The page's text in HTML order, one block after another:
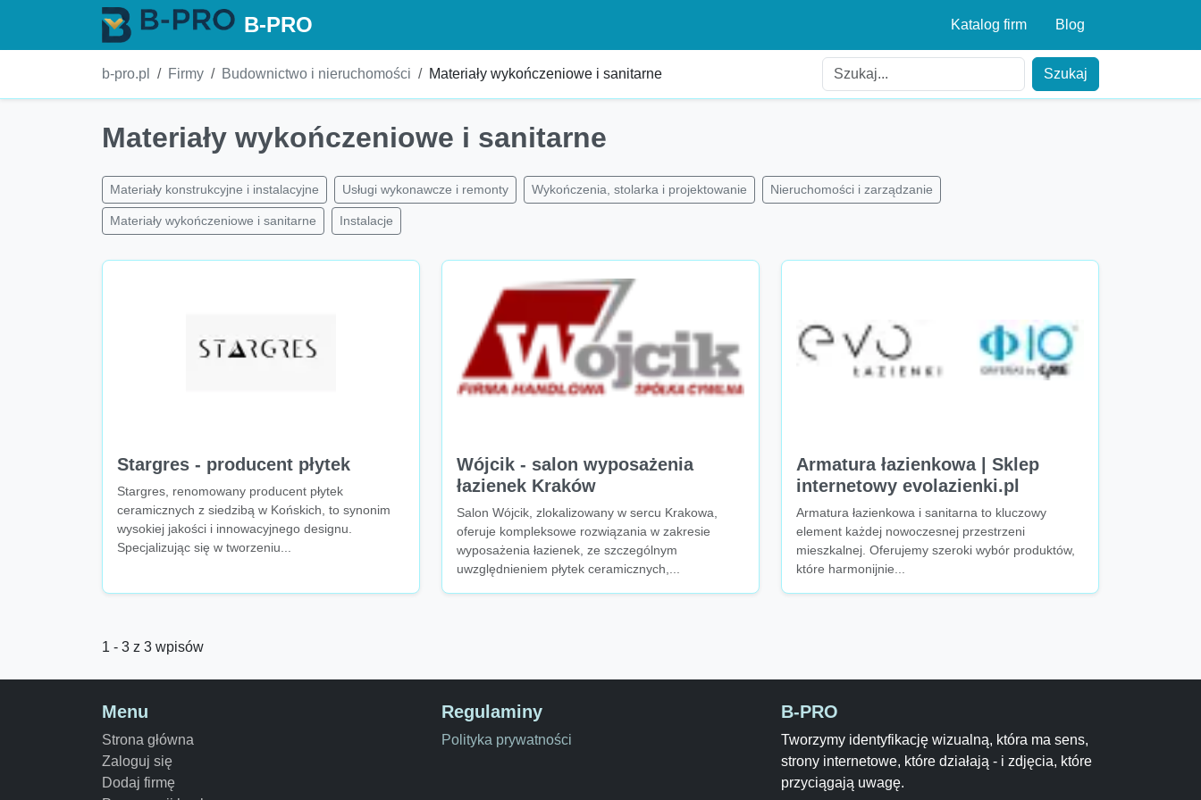
B-PRO Katalog firm Blog
b-pro.pl Firmy Budownictwo i nieruchomości Materiały wykończeniowe i sanitarne Szukaj
Materiały wykończeniowe i sanitarne
Materiały konstrukcyjne i instalacyjne Usługi wykonawcze i remonty Wykończenia, stolarka i projektowanie Nieruchomości i zarządzanie
Materiały wykończeniowe i sanitarne Instalacje
Stargres - producent płytek
Stargres, renomowany producent płytek
ceramicznych z siedzibą w Końskich, to synonim
wysokiej jakości i innowacyjnego designu.
Specjalizując się w tworzeniu...
Wójcik - salon wyposażenia
łazienek Kraków
Salon Wójcik, zlokalizowany w sercu Krakowa,
oferuje kompleksowe rozwiązania w zakresie
wyposażenia łazienek, ze szczególnym
uwzględnieniem płytek ceramicznych,...
Armatura łazienkowa | Sklep
internetowy evolazienki.pl
Armatura łazienkowa i sanitarna to kluczowy
element każdej nowoczesnej przestrzeni
mieszkalnej. Oferujemy szeroki wybór produktów,
które harmonijnie...
1 - 3 z 3 wpisów
Menu
Strona główna
Zaloguj się
Dodaj firmę
Regulaminy
Polityka prywatności
B-PRO
Tworzymy identyfikację wizualną, która ma sens,
strony internetowe, które działają - i zdjęcia, które
przyciągają uwagę.